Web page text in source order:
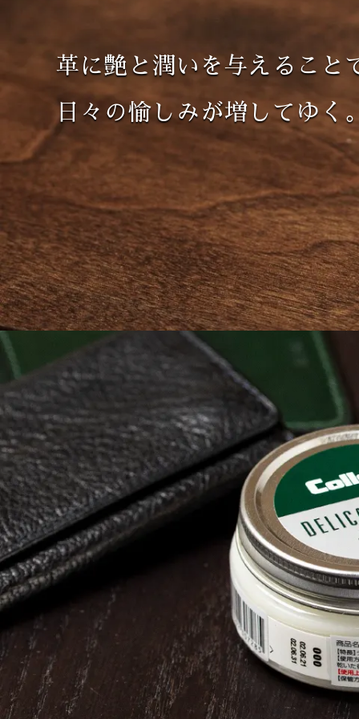
革に艶と潤いを与えること
日々の愉しみが増してゆく